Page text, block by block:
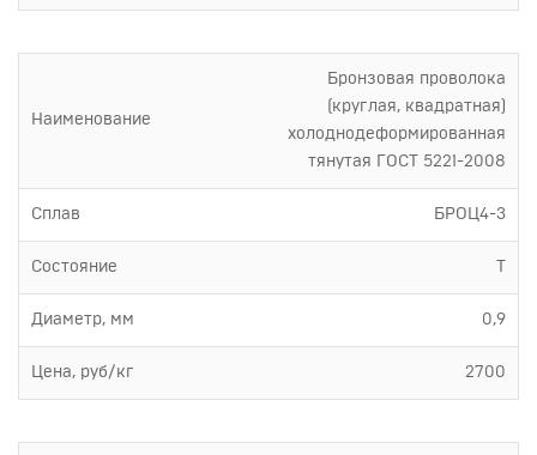
Наименование
Бронзовая проволока
(круглая, квадратная)
холоднодеформированная
тянутая ГОСТ 5221-2008
Сплав БРОЦ4-3
Состояние
Диаметр, мм 0,9
Цена, руб/кг 2700